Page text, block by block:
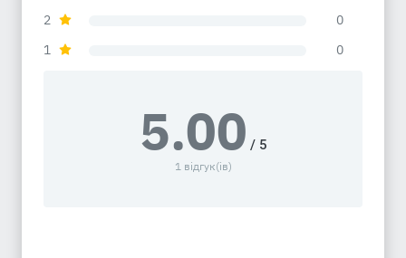
2
0
1
0
5.00 / 5
1 відгук(ів)